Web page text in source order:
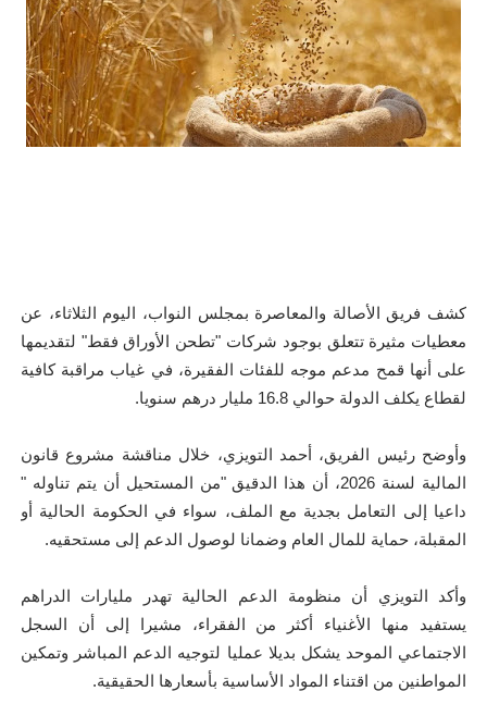
كشف فريق الأصالة والمعاصرة بمجلس النواب، اليوم الثلاثاء، عن
معطيات مثيرة تتعلق بوجود شركات "تطحن الأوراق فقط" لتقديمها
على أنها قمح مدعم موجه للفئات الفقيرة، في غياب مراقبة كافية
لقطاع يكلف الدولة حوالي 16.8 مليار درهم سنويا.
وأوضح رئيس الفريق، أحمد التويزي، خلال مناقشة مشروع قانون
المالية لسنة 2026، أن هذا الدقيق "من المستحيل أن يتم تناوله "
داعيا إلى التعامل بجدية مع الملف، سواء في الحكومة الحالية أو
المقبلة، حماية للمال العام وضمانا لوصول الدعم إلى مستحقيه.
وأكد التويزي أن منظومة الدعم الحالية تهدر مليارات الدراهم
يستفيد منها الأغنياء أكثر من الفقراء، مشيرا إلى أن السجل
الاجتماعي الموحد يشكل بديلا عمليا لتوجيه الدعم المباشر وتمكين
المواطنين من اقتناء المواد الأساسية بأسعارها الحقيقية.